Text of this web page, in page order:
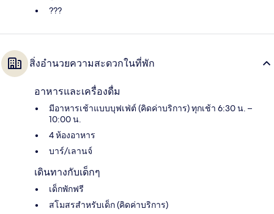
???
สิ่งอำนวยความสะดวกในที่พัก
อาหารและเครื่องดื่ม
มีอาหารเช้าแบบบุฟเฟ่ต์ (คิดค่าบริการ) ทุกเช้า 6:30 น. –
10:00 น.
4 ห้องอาหาร
บาร์/เลานจ์
เดินทางกับเด็กๆ
เด็กพักฟรี
สโมสรสำหรับเด็ก (คิดค่าบริการ)